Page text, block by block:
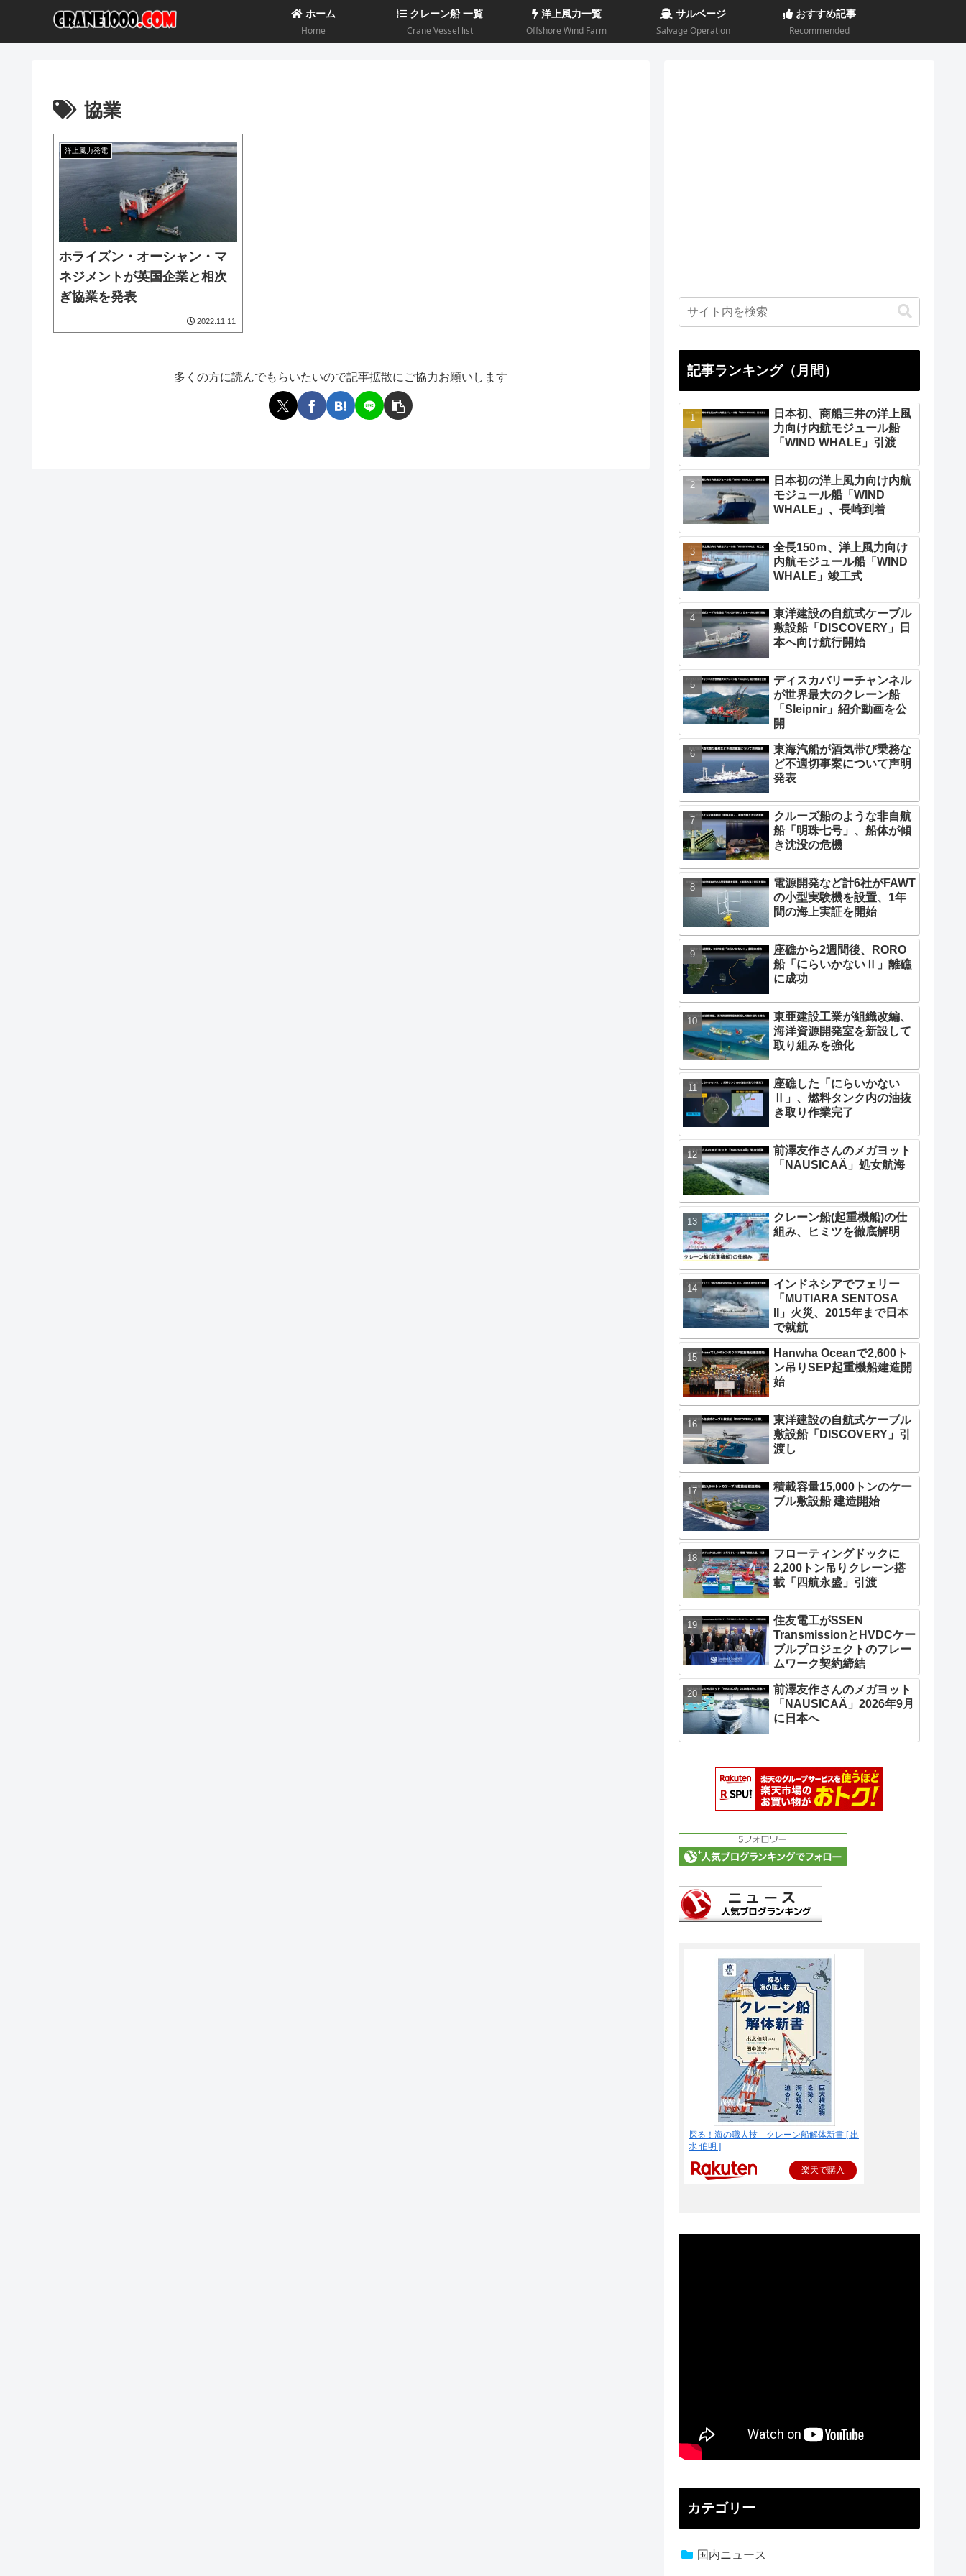
ホーム
Home
クレーン船 一覧
Crane Vessel list
洋上風力一覧
Offshore Wind Farm
サルベージ
Salvage Operation
おすすめ記事
Recommended
協業
洋上風力発電
ホライズン・オーシャン・マ
ネジメントが英国企業と相次
ぎ協業を発表
2022.11.11
多くの方に読んでもらいたいので記事拡散にご協力お願いします 記事ランキング（月間）
日本初、商船三井の洋上風
力向け内航モジュール船
「WIND WHALE」引渡
日本初の洋上風力向け内航
モジュール船「WIND
WHALE」、長崎到着
全長150ｍ、洋上風力向け
内航モジュール船「WIND
WHALE」竣工式
東洋建設の自航式ケーブル
敷設船「DISCOVERY」日
本へ向け航行開始
ディスカバリーチャンネル
が世界最大のクレーン船
「Sleipnir」紹介動画を公
開
東海汽船が酒気帯び乗務な
ど不適切事案について声明
発表
クルーズ船のような非自航
船「明珠七号」、船体が傾
き沈没の危機
電源開発など計6社がFAWT
の小型実験機を設置、1年
間の海上実証を開始
座礁から2週間後、RORO
船「にらいかないⅡ」離礁
に成功
東亜建設工業が組織改編、
海洋資源開発室を新設して
取り組みを強化
座礁した「にらいかない
Ⅱ」、燃料タンク内の油抜
き取り作業完了
前澤友作さんのメガヨット
「NAUSICAÄ」処女航海
クレーン船(起重機船)の仕
組み、ヒミツを徹底解明
インドネシアでフェリー
「MUTIARA SENTOSA
II」火災、2015年まで日本
で就航
Hanwha Oceanで2,600ト
ン吊りSEP起重機船建造開
始
東洋建設の自航式ケーブル
敷設船「DISCOVERY」引
渡し
積載容量15,000トンのケー
ブル敷設船 建造開始
フローティングドックに
2,200トン吊りクレーン搭
載「四航永盛」引渡
住友電工がSSEN
TransmissionとHVDCケー
ブルプロジェクトのフレー
ムワーク契約締結
前澤友作さんのメガヨット
「NAUSICAÄ」2026年9月
に日本へ
探る！海の職人技 クレーン船解体新書 [ 出
水 伯明 ]
楽天で購入
カテゴリー
国内ニュース